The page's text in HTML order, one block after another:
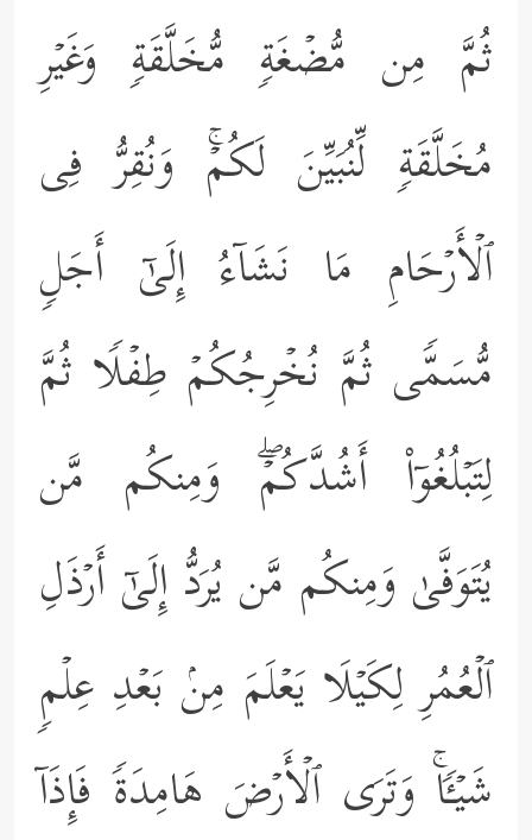
ثُمَّ مِن مُّضۡغَةࣲ مُّخَلَّقَةࣲ وَغَیۡرِ
مُخَلَّقَةࣲ لِّنُبَیِّنَ لَكُمۡۚ وَنُقِرُّ فِی
ٱلۡأَرۡحَامِ مَا نَشَاۤءُ إِلَىٰۤ أَجَلࣲ
مُّسَمࣰّى ثُمَّ نُخۡرِجُكُمۡ طِفۡلࣰا ثُمَّ
لِتَبۡلُغُوۤاْ أَشُدَّكُمۡۖ وَمِنكُم مَّن
یُتَوَفَّىٰ وَمِنكُم مَّن یُرَدُّ إِلَىٰۤ أَرۡذَلِ
ٱلۡعُمُرِ لِكَیۡلَا یَعۡلَمَ مِنۢ بَعۡدِ عِلۡمࣲ
شَیۡـࣰٔاۚ وَتَرَى ٱلۡأَرۡضَ هَامِدَةࣰ فَإِذَاۤ